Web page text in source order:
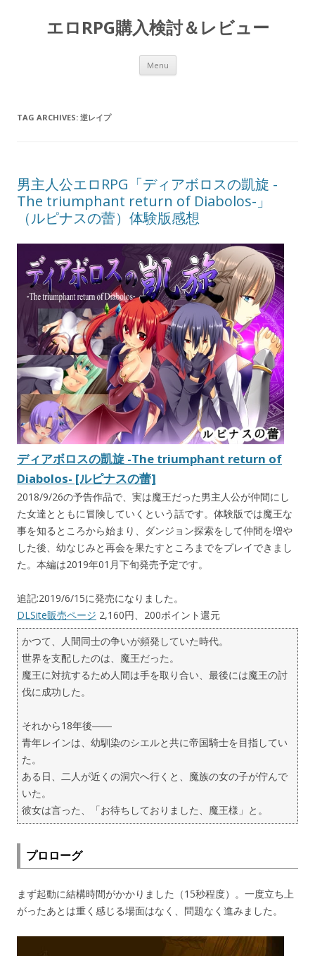
エロRPG購入検討＆レビュー
Menu Skip to content
TAG ARCHIVES: 逆レイプ
男主人公エロRPG「ディアボロスの凱旋 -
The triumphant return of Diabolos-」
（ルピナスの蕾）体験版感想
ディアボロスの凱旋 -The triumphant return of
Diabolos- [ルピナスの蕾]
2018/9/26の予告作品で、実は魔王だった男主人公が仲間にし
た女達とともに冒険していくという話です。体験版では魔王な
事を知るところから始まり、ダンジョン探索をして仲間を増や
した後、幼なじみと再会を果たすところまでをプレイできまし
た。本編は2019年01月下旬発売予定です。
追記:2019/6/15に発売になりました。
DLSite販売ページ 2,160円、200ポイント還元
かつて、人間同士の争いが頻発していた時代。
世界を支配したのは、魔王だった。
魔王に対抗するため人間は手を取り合い、最後には魔王の討
伐に成功した。
それから18年後――
青年レインは、幼馴染のシエルと共に帝国騎士を目指してい
た。
ある日、二人が近くの洞穴へ行くと、魔族の女の子が佇んで
いた。
彼女は言った、「お待ちしておりました、魔王様」と。
プロローグ
まず起動に結構時間がかかりました（15秒程度）。一度立ち上
がったあとは重く感じる場面はなく、問題なく進みました。